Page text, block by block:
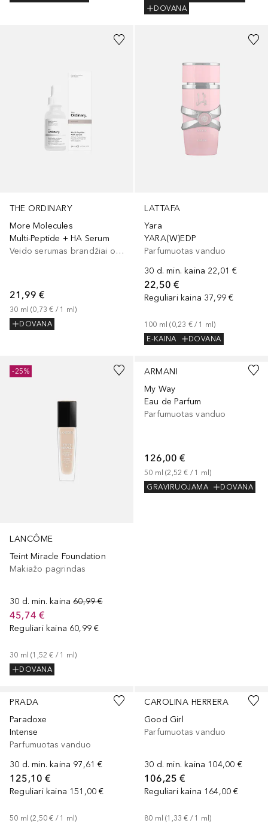
DOVANA
THE ORDINARY
More Molecules
Multi-Peptide + HA Serum
Veido serumas brandžiai odai
21,99 €
30 ml (0,73 € / 1 ml)
DOVANA
LATTAFA
Yara
YARA(W)EDP
Parfumuotas vanduo
30 d. min. kaina 22,01 €
22,50 €
Reguliari kaina 37,99 €
100 ml (0,23 € / 1 ml)
E-KAINA
DOVANA
LANCÔME
Teint Miracle Foundation
Makiažo pagrindas
30 d. min. kaina 60,99 €
45,74 €
Reguliari kaina 60,99 €
30 ml (1,52 € / 1 ml)
DOVANA
-25%
ARMANI
My Way
Eau de Parfum
Parfumuotas vanduo
126,00 €
50 ml (2,52 € / 1 ml)
GRAVIRUOJAMA
DOVANA
PRADA
Paradoxe
Intense
Parfumuotas vanduo
30 d. min. kaina 97,61 €
125,10 €
Reguliari kaina 151,00 €
50 ml (2,50 € / 1 ml)
CAROLINA HERRERA
Good Girl
Parfumuotas vanduo
30 d. min. kaina 104,00 €
106,25 €
Reguliari kaina 164,00 €
80 ml (1,33 € / 1 ml)